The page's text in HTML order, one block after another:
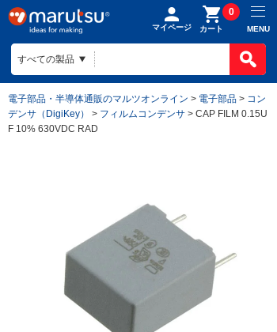
マイページ カート
0
MENU
電子部品・半導体通販のマルツオンライン > 電子部品 > コン
デンサ（DigiKey）
> フィルムコンデンサ > CAP FILM 0.15U
F 10% 630VDC RAD